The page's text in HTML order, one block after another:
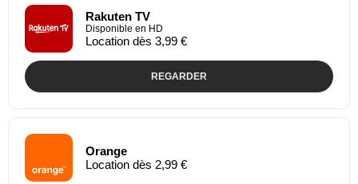
Rakuten TV
Disponible en HD
Location dès 3,99 €
REGARDER
Orange
Location dès 2,99 €